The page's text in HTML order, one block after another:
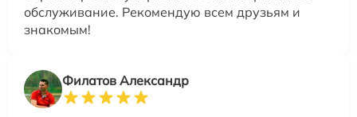
обслуживание. Рекомендую всем друзьям и
знакомым!
Филатов Александр